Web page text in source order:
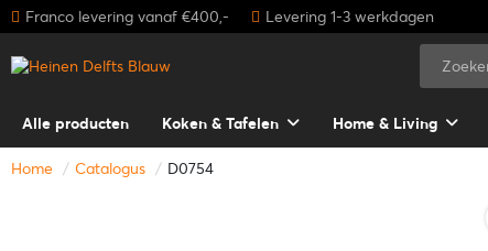
Franco levering vanaf €400,- Levering 1-3 werkdagen
Alle producten Koken & Tafelen Home & Living
Home Catalogus D0754